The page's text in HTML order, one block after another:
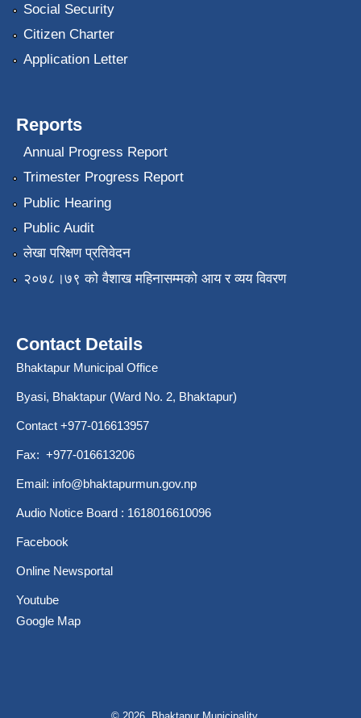
Social Security
Citizen Charter
Application Letter
Reports
Annual Progress Report
Trimester Progress Report
Public Hearing
Public Audit
लेखा परिक्षण प्रतिवेदन
२०७८।७९ को वैशाख महिनासम्मको आय र व्यय विवरण
Contact Details
Bhaktapur Municipal Office
Byasi, Bhaktapur (Ward No. 2, Bhaktapur)
Contact +977-016613957
Fax: +977-016613206
Email: info@bhaktapurmun.gov.np
Audio Notice Board : 1618016610096
Facebook
Online Newsportal
Youtube
Google Map